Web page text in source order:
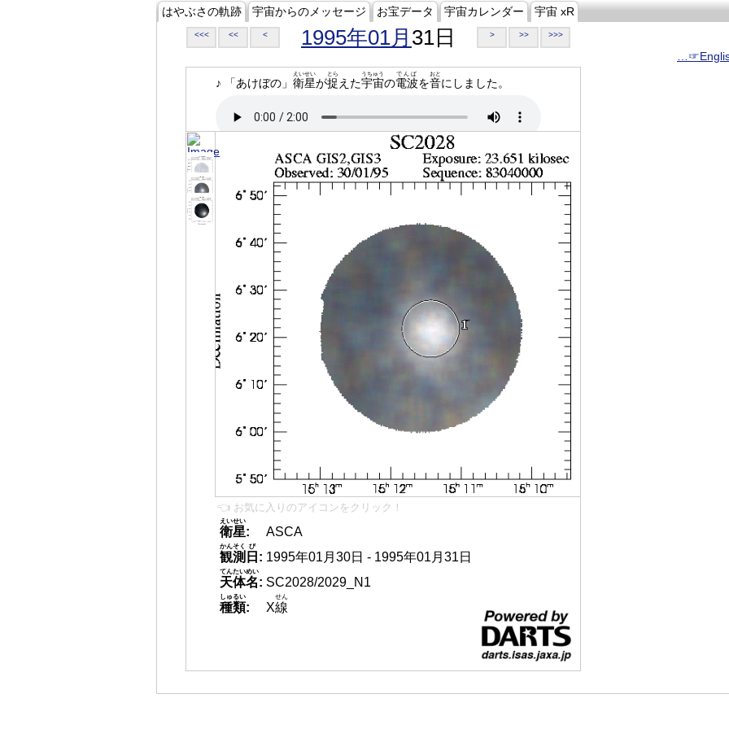
はやぶさの軌跡 宇宙からのメッセージ お宝データ 宇宙カレンダー 宇宙 xR
<<< << < 1995年01月 31日 > >> >>>
♪ 「あけぼの」 衛星
えいせい
が捉
とら
えた宇宙
うちゅう
の電波
でんぱ
を音
おと
にしました。
👈 お気に入りのアイコンをクリック！
衛星
えいせい
:
ASCA
観測
かんそく
日
び
: 1995年01月30日 - 1995年01月31日
天体名
てんたいめい
: SC2028/2029_N1
種類
しゅるい
: X線
せん